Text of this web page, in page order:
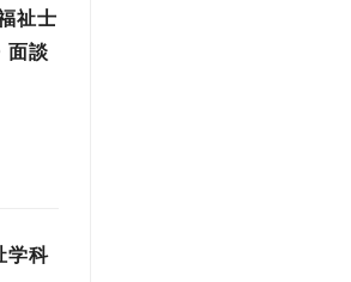
祉士
面談
学科